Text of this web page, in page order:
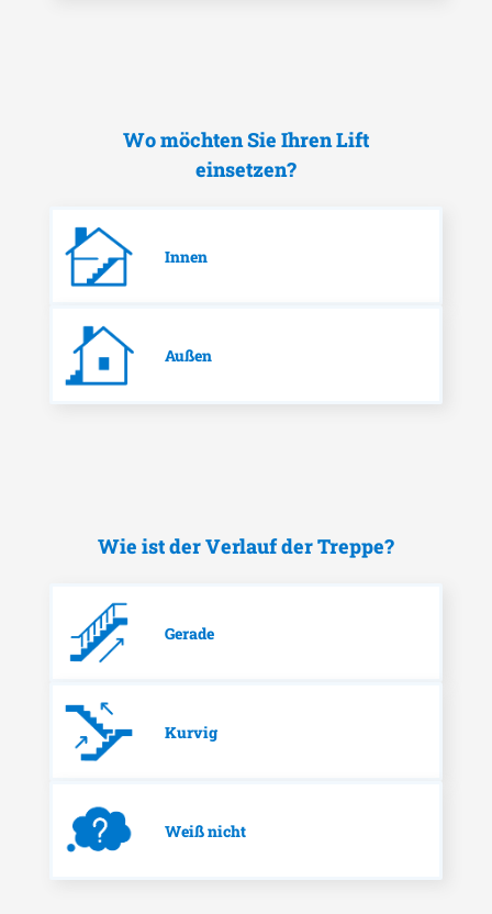
Wo möchten Sie Ihren Lift
einsetzen?
Innen
Außen
Wie ist der Verlauf der Treppe?
Gerade
Kurvig
Weiß nicht